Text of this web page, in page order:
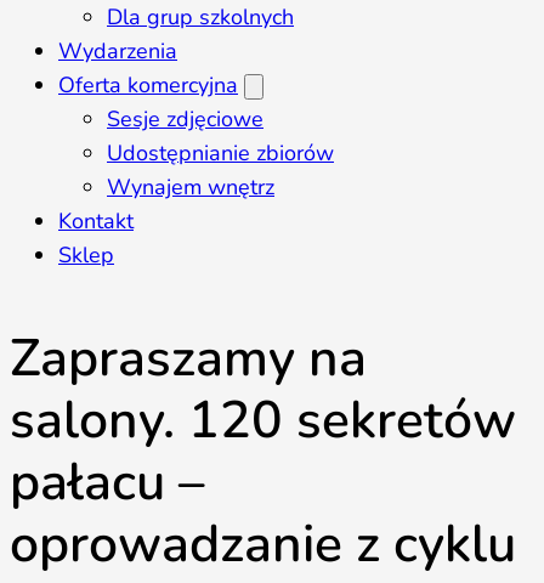
Dla grup szkolnych
Wydarzenia
Oferta komercyjna
Sesje zdjęciowe
Udostępnianie zbiorów
Wynajem wnętrz
Kontakt
Sklep
Zapraszamy na
salony. 120 sekretów
pałacu –
oprowadzanie z cyklu